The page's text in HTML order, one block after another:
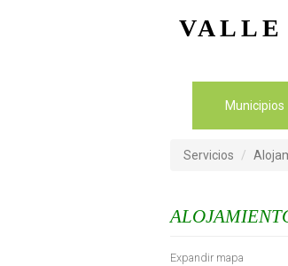
VALLE
Municipios
Servicios
Expandir mapa